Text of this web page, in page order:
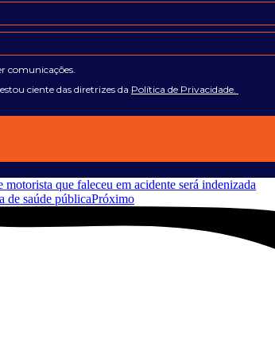
comunicações.
ciente das diretrizes da Política de Privacidade.
motorista que faleceu em acidente será indenizada
de saúde públicaPróximo